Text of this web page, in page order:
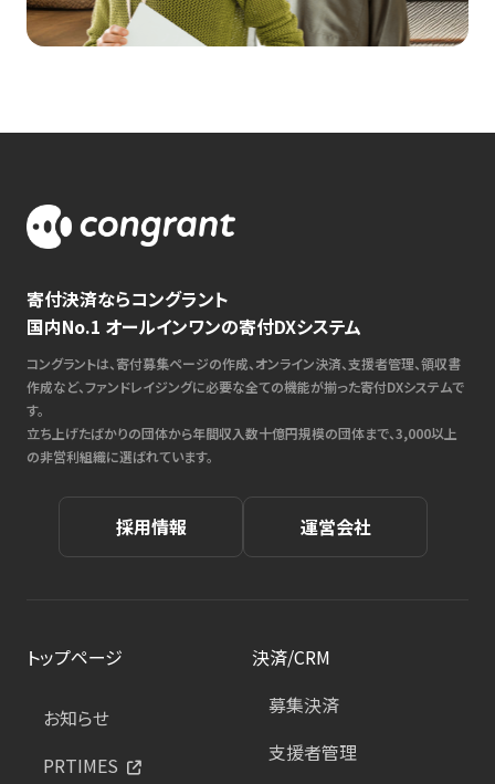
寄付決済ならコングラント
国内No.1 オールインワンの寄付DXシステム
コングラントは、寄付募集ページの作成、オンライン決済、支援者管理、領収書
作成など、ファンドレイジングに必要な全ての機能が揃った寄付DXシステムで
す。
立ち上げたばかりの団体から年間収入数十億円規模の団体まで、3,000以上
の非営利組織に選ばれています。
採用情報 運営会社
トップページ
お知らせ
PRTIMES
決済/CRM
募集決済
支援者管理